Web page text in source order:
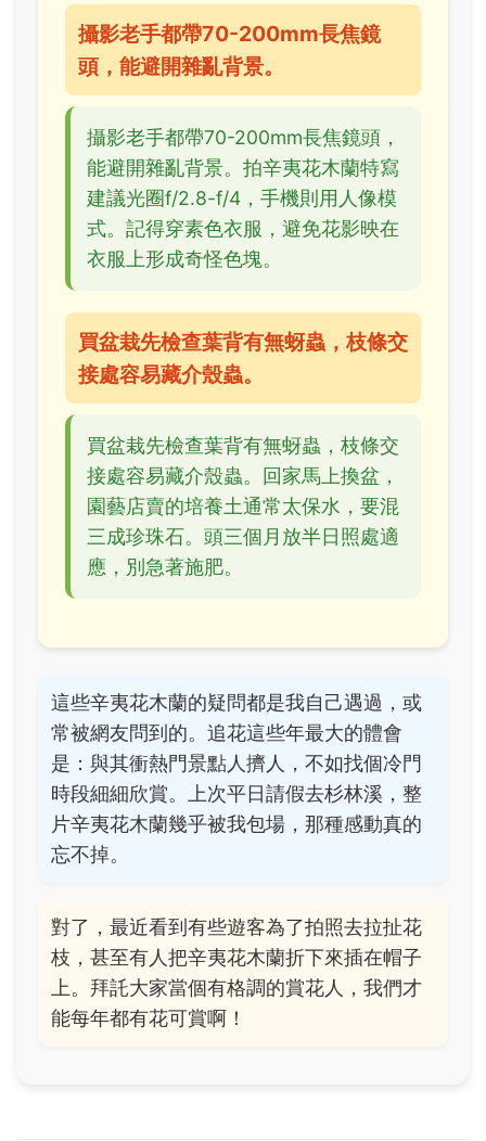
攝影老手都帶70-200mm長焦鏡
頭，能避開雜亂背景。
攝影老手都帶70-200mm長焦鏡頭，
能避開雜亂背景。拍辛夷花木蘭特寫
建議光圈f/2.8-f/4，手機則用人像模
式。記得穿素色衣服，避免花影映在
衣服上形成奇怪色塊。
買盆栽先檢查葉背有無蚜蟲，枝條交
接處容易藏介殼蟲。
買盆栽先檢查葉背有無蚜蟲，枝條交
接處容易藏介殼蟲。回家馬上換盆，
園藝店賣的培養土通常太保水，要混
三成珍珠石。頭三個月放半日照處適
應，別急著施肥。
這些辛夷花木蘭的疑問都是我自己遇過，或
常被網友問到的。追花這些年最大的體會
是：與其衝熱門景點人擠人，不如找個冷門
時段細細欣賞。上次平日請假去杉林溪，整
片辛夷花木蘭幾乎被我包場，那種感動真的
忘不掉。
對了，最近看到有些遊客為了拍照去拉扯花
枝，甚至有人把辛夷花木蘭折下來插在帽子
上。拜託大家當個有格調的賞花人，我們才
能每年都有花可賞啊！